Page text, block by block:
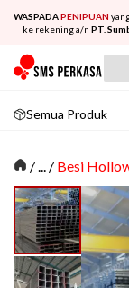
WASPADAPENIPUAN
ke rekening a/n PT.
Semua Produk
/... / Besi